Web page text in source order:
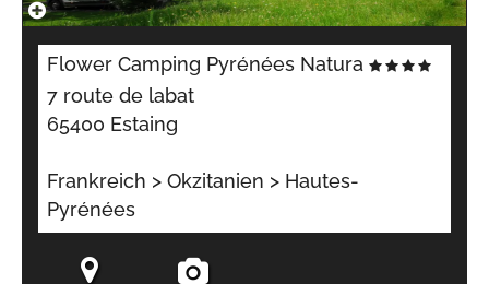
Flower Camping Pyrénées Natura
7 route de labat
65400 Estaing
Frankreich > Okzitanien > Hautes-
Pyrénées